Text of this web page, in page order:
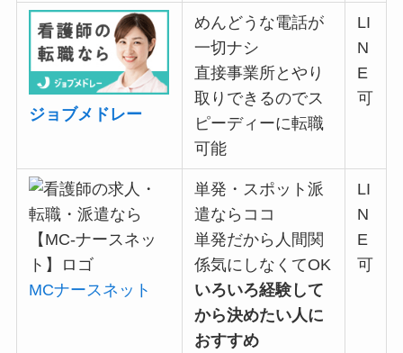
ジョブメドレー
めんどうな電話が
一切ナシ
直接事業所とやり
取りできるのでス
ピーディーに転職
可能
LI
N
E
可
MCナースネット
単発・スポット派
遣ならココ
単発だから 人間関
係気にしなくてOK
いろいろ経験して
から決めたい人に
おすすめ
LI
N
E
可